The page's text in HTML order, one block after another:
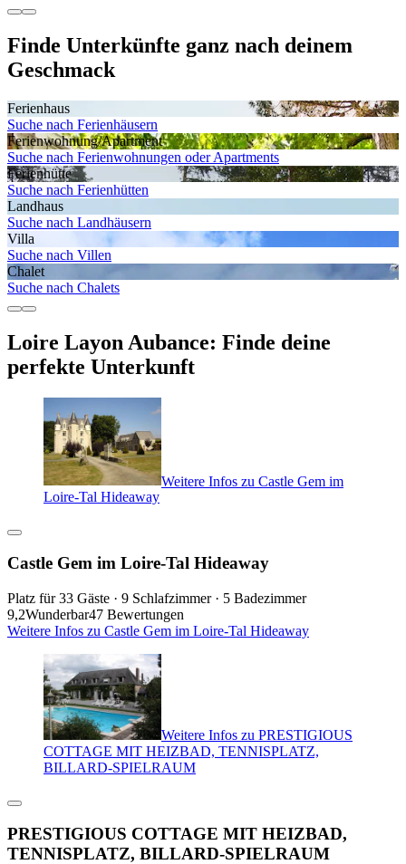
Finde Unterkünfte ganz nach deinem
Geschmack
Ferienhaus
Suche nach Ferienhäusern
Ferienwohnung/Apartment
Suche nach Ferienwohnungen oder Apartments
Ferienhütte
Suche nach Ferienhütten
Landhaus
Suche nach Landhäusern
Villa
Suche nach Villen
Chalet
Suche nach Chalets
Loire Layon Aubance: Finde deine
perfekte Unterkunft
Weitere Infos zu Castle Gem im
Loire-Tal Hideaway
Castle Gem im Loire-Tal Hideaway
Platz für 33 Gäste · 9 Schlafzimmer · 5 Badezimmer
9,2Wunderbar47 Bewertungen
Weitere Infos zu Castle Gem im Loire-Tal Hideaway
Weitere Infos zu PRESTIGIOUS
COTTAGE MIT HEIZBAD, TENNISPLATZ,
BILLARD-SPIELRAUM
PRESTIGIOUS COTTAGE MIT HEIZBAD,
TENNISPLATZ, BILLARD-SPIELRAUM